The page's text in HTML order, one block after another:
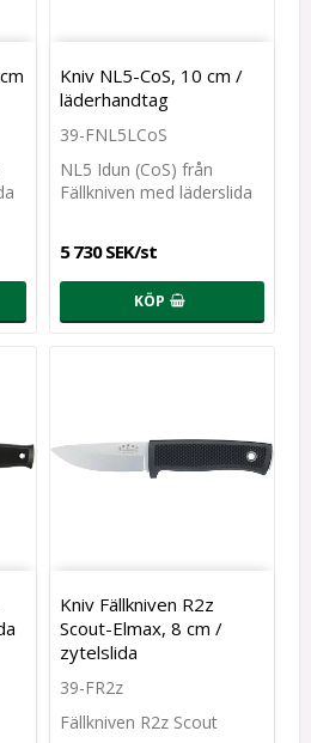
Kniv NL5-CoS, 10 cm /
läderhandtag
39-FNL5LCoS
NL5 Idun (CoS) från
Fällkniven med läderslida
5 730 SEK/st
KÖP
Kniv Fällkniven R2z
Scout-Elmax, 8 cm /
zytelslida
39-FR2z
Fällkniven R2z Scout